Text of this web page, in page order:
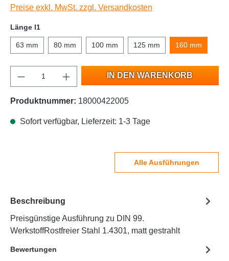
Preise exkl. MwSt. zzgl. Versandkosten
Länge l1
63 mm 80 mm 100 mm 125 mm 160 mm
IN DEN WARENKORB
Produktnummer: 18000422005
Sofort verfügbar, Lieferzeit: 1-3 Tage
Alle Ausführungen
Beschreibung
Preisgünstige Ausführung zu DIN 99.
WerkstoffRostfreier Stahl 1.4301, matt gestrahlt
Bewertungen